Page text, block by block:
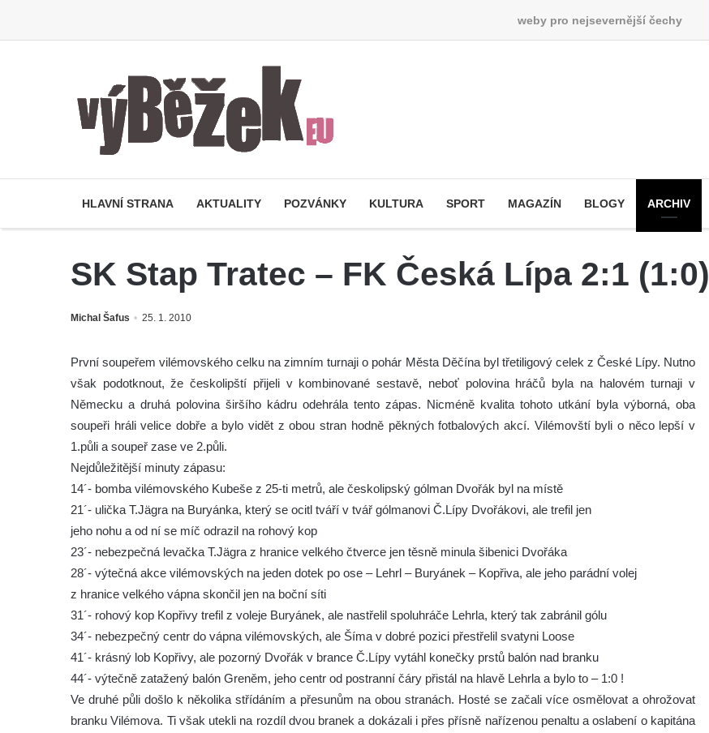
weby pro nejsevernější čechy
HLAVNÍ STRANA AKTUALITY POZVÁNKY KULTURA SPORT MAGAZÍN BLOGY ARCHIV
SK Stap Tratec – FK Česká Lípa 2:1 (1:0)
Michal Šafus 25. 1. 2010
První soupeřem vilémovského celku na zimním turnaji o pohár Města Děčína byl třetiligový celek z České Lípy. Nutno
však podotknout, že českolipští přijeli v kombinované sestavě, neboť polovina hráčů byla na halovém turnaji v
Německu a druhá polovina širšího kádru odehrála tento zápas. Nicméně kvalita tohoto utkání byla výborná, oba
soupeři hráli velice dobře a bylo vidět z obou stran hodně pěkných fotbalových akcí. Vilémovští byli o něco lepší v
1.půli a soupeř zase ve 2.půli.
Nejdůležitější minuty zápasu:
14´- bomba vilémovského Kubeše z 25-ti metrů, ale českolipský gólman Dvořák byl na místě
21´- ulička T.Jägra na Buryánka, který se ocitl tváří v tvář gólmanovi Č.Lípy Dvořákovi, ale trefil jen
jeho nohu a od ní se míč odrazil na rohový kop
23´- nebezpečná levačka T.Jägra z hranice velkého čtverce jen těsně minula šibenici Dvořáka
28´- výtečná akce vilémovských na jeden dotek po ose – Lehrl – Buryánek – Kopřiva, ale jeho parádní volej
z hranice velkého vápna skončil jen na boční síti
31´- rohový kop Kopřivy trefil z voleje Buryánek, ale nastřelil spoluhráče Lehrla, který tak zabránil gólu
34´- nebezpečný centr do vápna vilémovských, ale Šíma v dobré pozici přestřelil svatyni Loose
41´- krásný lob Kopřivy, ale pozorný Dvořák v brance Č.Lípy vytáhl konečky prstů balón nad branku
44´- výtečně zatažený balón Greněm, jeho centr od postranní čáry přistál na hlavě Lehrla a bylo to – 1:0 !
Ve druhé půli došlo k několika střídáním a přesunům na obou stranách. Hosté se začali více osmělovat a ohrožovat
branku Vilémova. Ti však utekli na rozdíl dvou branek a dokázali i přes přísně nařízenou penaltu a oslabení o kapitána